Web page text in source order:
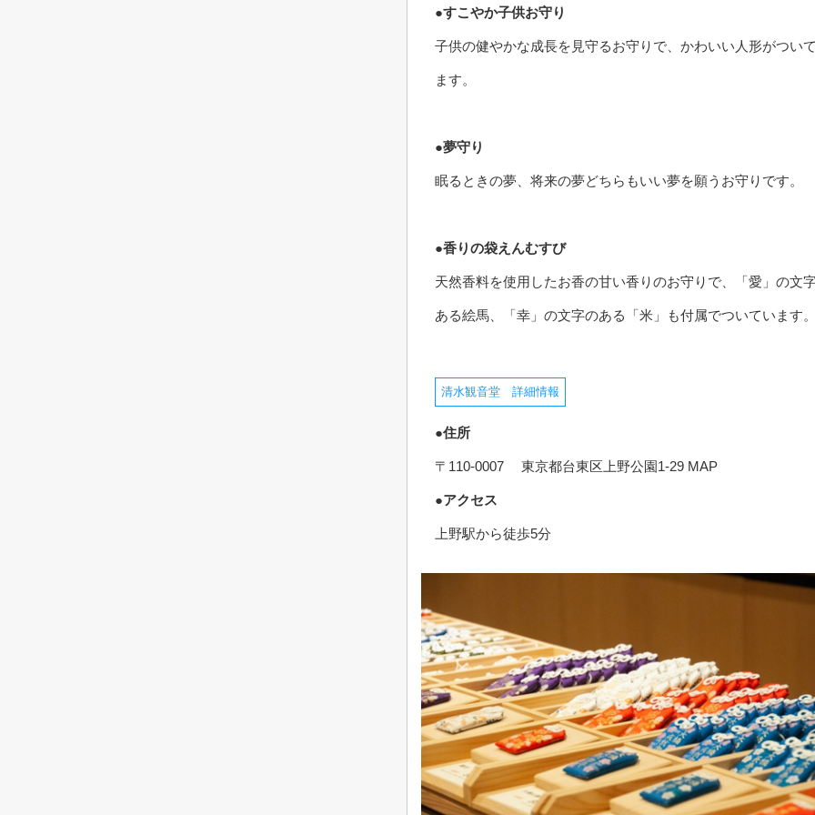
●すこやか子供お守り
子供の健やかな成長を見守るお守りで、かわいい人形がつい
ます。
●夢守り
眠るときの夢、将来の夢どちらもいい夢を願うお守りです。
●香りの袋えんむすび
天然香料を使用したお香の甘い香りのお守りで、「愛」の文
ある絵馬、「幸」の文字のある「米」も付属でついています。
清水観音堂 詳細情報
●住所
〒110-0007 東京都台東区上野公園1-29 MAP
●アクセス
上野駅から徒歩5分